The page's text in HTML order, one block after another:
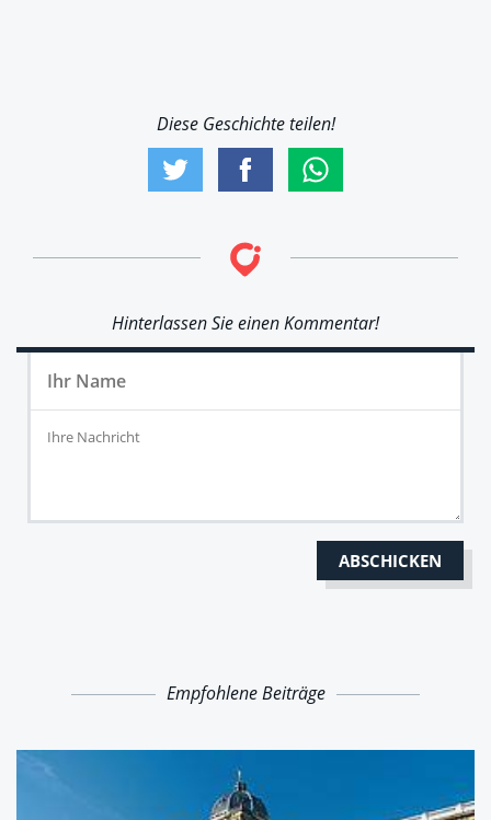
Diese Geschichte teilen!
Hinterlassen Sie einen Kommentar!
Empfohlene Beiträge